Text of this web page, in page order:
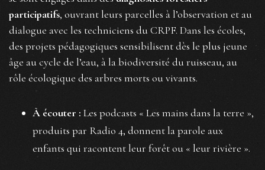
participatifs, ouvrant leurs parcelles à l’observation et au
dialogue avec les techniciens du CRPF. Dans les écoles,
des projets pédagogiques sensibilisent dès le plus jeune
âge au cycle de l’eau, à la biodiversité du ruisseau, au
rôle écologique des arbres morts ou vivants.
À écouter : Les podcasts « Les mains dans la terre »,
produits par Radio 4, donnent la parole aux
enfants qui racontent leur forêt ou « leur rivière ».